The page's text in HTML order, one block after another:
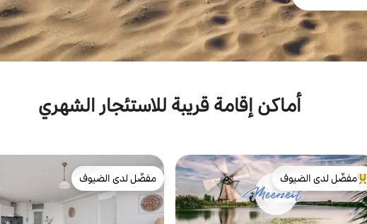
أماكن إقامة قريبة للاستئجار الشهري
من أبرز البيوت المفضّلة لدى الضيوف
مفضّل لدى الضيوف
مفضّل لدى الضيوف
مفضّل لدى الضيوف